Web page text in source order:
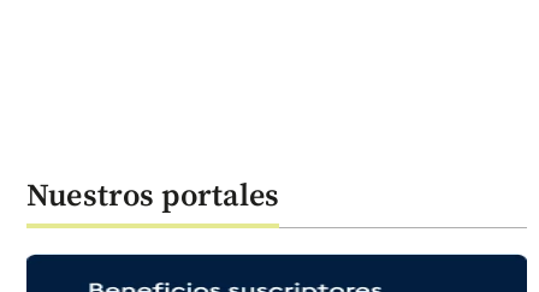
Nuestros portales